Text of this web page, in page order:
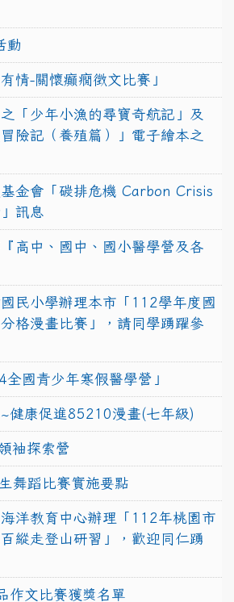
動
情-關懷癲癇徵文比賽」
「少年小漁的尋寶奇航記」及
險記（養殖篇）」電子繪本之
金會「碳排危機 Carbon Crisis
訊息
高中、國中、國小醫學營及各
民小學辦理本市「112學年度國
格漫畫比賽」，請同學踴躍參
全國青少年寒假醫學營」
健康促進85210漫畫(七年級)
袖探索營
舞蹈比賽實施要點
洋教育中心辦理「112年桃園市
縱走登山研習」，歡迎同仁踴
作文比賽獲獎名單